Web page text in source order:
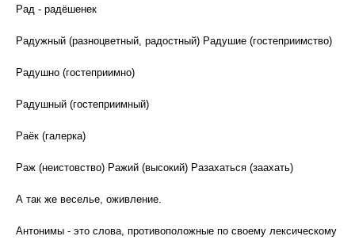
Рад - радёшенек
Радужный (разноцветный, радостный) Радушие (гостеприимство)
Радушно (гостеприимно)
Радушный (гостеприимный)
Раёк (галерка)
Раж (неистовство) Ражий (высокий) Разахаться (заахать)
А так же веселье, оживление.
Антонимы - это слова, противоположные по своему лексическому